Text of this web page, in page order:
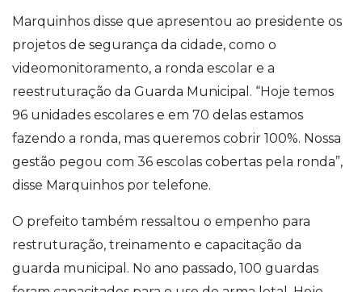
Marquinhos disse que apresentou ao presidente os
projetos de segurança da cidade, como o
videomonitoramento, a ronda escolar e a
reestruturação da Guarda Municipal. “Hoje temos
96 unidades escolares e em 70 delas estamos
fazendo a ronda, mas queremos cobrir 100%. Nossa
gestão pegou com 36 escolas cobertas pela ronda”,
disse Marquinhos por telefone.
O prefeito também ressaltou o empenho para
restruturação, treinamento e capacitação da
guarda municipal. No ano passado, 100 guardas